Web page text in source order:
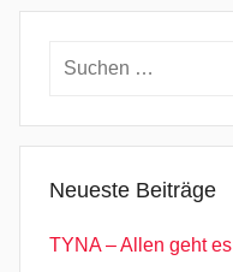
Suchen
Neueste Beiträge
TYNA – Allen geht es